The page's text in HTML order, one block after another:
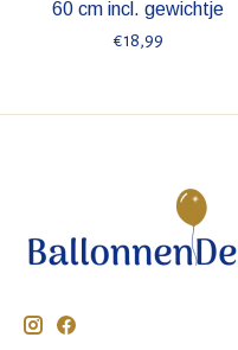
60 cm incl. gewichtje
€18,99